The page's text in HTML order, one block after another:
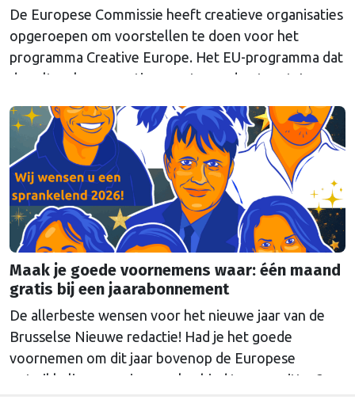
De Europese Commissie heeft creatieve organisaties
opgeroepen om voorstellen te doen voor het
programma Creative Europe. Het EU-programma dat
de culturele en creatieve sector ondersteunt. In
zogenoemde Europese Samenwerkingsprojecten in
deze sector. Daarmee wil Brussel internationale
samenwerking tussen culturele organisaties
versterken. Met het budget kunnen naar verwachting
…Continued
Maak je goede voornemens waar: één maand
gratis bij een jaarabonnement
De allerbeste wensen voor het nieuwe jaar van de
Brusselse Nieuwe redactie! Had je het goede
voornemen om dit jaar bovenop de Europese
ontwikkelingen op jouw vakgebied te gaan zitten?